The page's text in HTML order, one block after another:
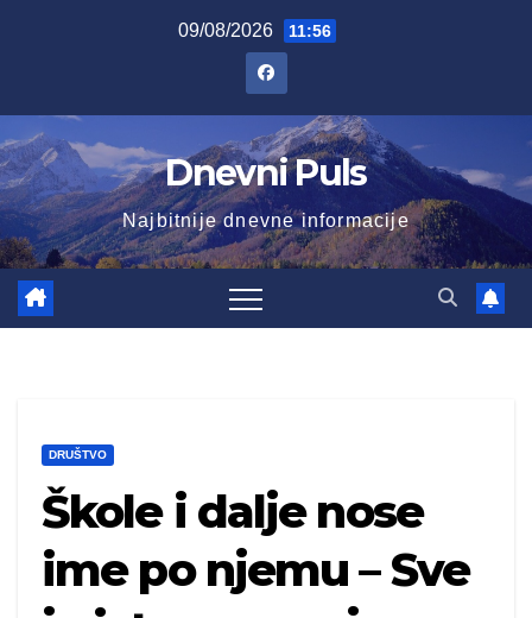
09/08/2026 11:56
Dnevni Puls
Najbitnije dnevne informacije
DRUŠTVO
Škole i dalje nose
ime po njemu – Sve